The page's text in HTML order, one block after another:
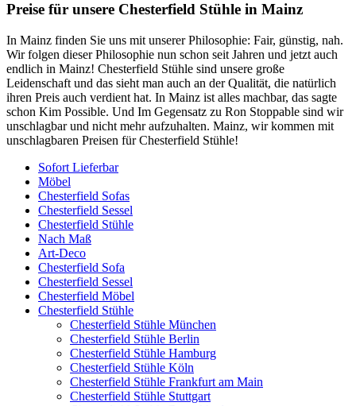
Preise für unsere Chesterfield Stühle in Mainz
In Mainz finden Sie uns mit unserer Philosophie: Fair, günstig, nah.
Wir folgen dieser Philosophie nun schon seit Jahren und jetzt auch
endlich in Mainz! Chesterfield Stühle sind unsere große
Leidenschaft und das sieht man auch an der Qualität, die natürlich
ihren Preis auch verdient hat. In Mainz ist alles machbar, das sagte
schon Kim Possible. Und Im Gegensatz zu Ron Stoppable sind wir
unschlagbar und nicht mehr aufzuhalten. Mainz, wir kommen mit
unschlagbaren Preisen für Chesterfield Stühle!
Sofort Lieferbar
Möbel
Chesterfield Sofas
Chesterfield Sessel
Chesterfield Stühle
Nach Maß
Art-Deco
Chesterfield Sofa
Chesterfield Sessel
Chesterfield Möbel
Chesterfield Stühle
Chesterfield Stühle München
Chesterfield Stühle Berlin
Chesterfield Stühle Hamburg
Chesterfield Stühle Köln
Chesterfield Stühle Frankfurt am Main
Chesterfield Stühle Stuttgart